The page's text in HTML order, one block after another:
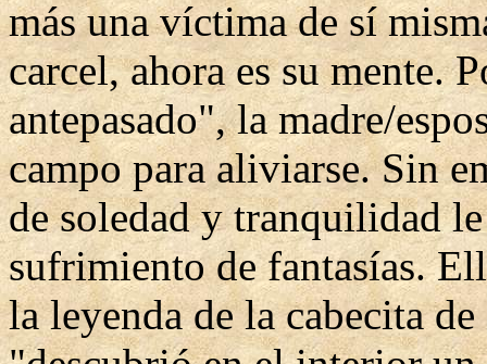
más una víctima de sí
carcel, ahora es su mente.
antepasado", la madre/
campo para aliviarse. Sin
de soledad y tranquilidad
sufrimiento de fantasías.
la leyenda de la cabecita